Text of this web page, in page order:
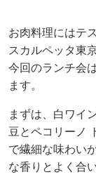
お肉料理にはテ
スカルペッタ東
今回のランチ会
ます。
まずは、白ワイ
豆とペコリーノ
で繊細な味わい
な香りとよく合